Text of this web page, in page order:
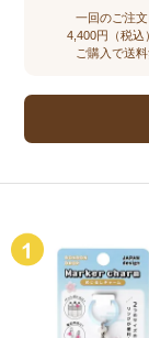
一回のご注文
4,400円（税込
ご購入で送料